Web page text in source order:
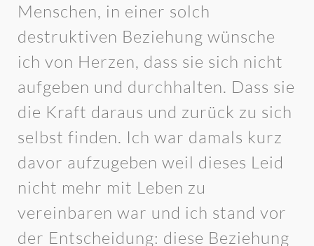
Menschen, in einer solch
destruktiven Beziehung wünsche
ich von Herzen, dass sie sich nicht
aufgeben und durchhalten. Dass sie
die Kraft daraus und zurück zu sich
selbst finden. Ich war damals kurz
davor aufzugeben weil dieses Leid
nicht mehr mit Leben zu
vereinbaren war und ich stand vor
der Entscheidung: diese Beziehung